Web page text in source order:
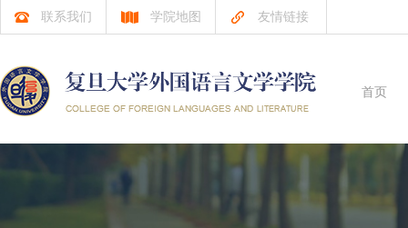
联系我们 学院地图 友情链接
首页